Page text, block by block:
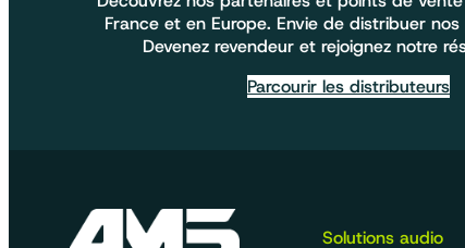
France et en Europe. Envie de distribuer
Devenez revendeur et rejoignez notre
Parcourir les distributeurs
Solutions audio